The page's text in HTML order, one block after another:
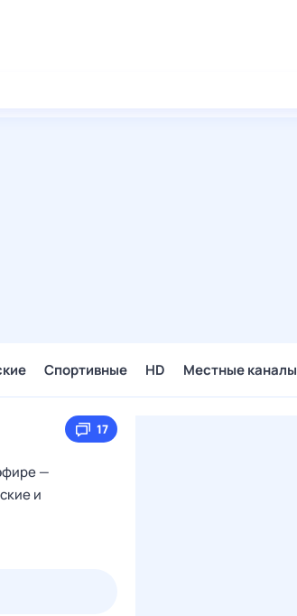
Спортивные HD Местные каналы
17
—
и